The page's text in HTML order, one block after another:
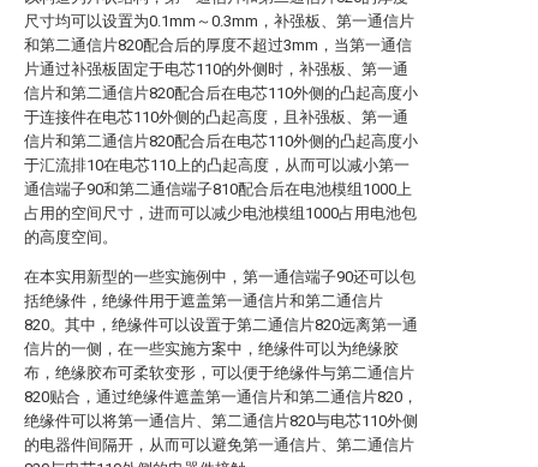
尺寸均可以设置为0.1mm～0.3mm，补强板、第一通信片
和第二通信片820配合后的厚度不超过3mm，当第一通信
片通过补强板固定于电芯110的外侧时，补强板、第一通
信片和第二通信片820配合后在电芯110外侧的凸起高度小
于连接件在电芯110外侧的凸起高度，且补强板、第一通
信片和第二通信片820配合后在电芯110外侧的凸起高度小
于汇流排10在电芯110上的凸起高度，从而可以减小第一
通信端子90和第二通信端子810配合后在电池模组1000上
占用的空间尺寸，进而可以减少电池模组1000占用电池包
的高度空间。
在本实用新型的一些实施例中，第一通信端子90还可以包
括绝缘件，绝缘件用于遮盖第一通信片和第二通信片
820。其中，绝缘件可以设置于第二通信片820远离第一通
信片的一侧，在一些实施方案中，绝缘件可以为绝缘胶
布，绝缘胶布可柔软变形，可以便于绝缘件与第二通信片
820贴合，通过绝缘件遮盖第一通信片和第二通信片820，
绝缘件可以将第一通信片、第二通信片820与电芯110外侧
的电器件间隔开，从而可以避免第一通信片、第二通信片